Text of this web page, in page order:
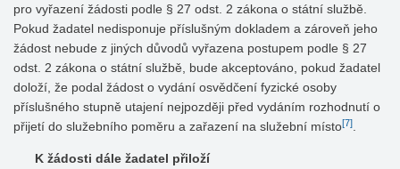
pro vyřazení žádosti podle § 27 odst. 2 zákona o státní službě.
Pokud žadatel nedisponuje příslušným dokladem a zároveň jeho
žádost nebude z jiných důvodů vyřazena postupem podle § 27
odst. 2 zákona o státní službě, bude akceptováno, pokud žadatel
doloží, že podal žádost o vydání osvědčení fyzické osoby
příslušného stupně utajení nejpozději před vydáním rozhodnutí o
přijetí do služebního poměru a zařazení na služební místo[7]
K žádosti dále žadatel přiloží